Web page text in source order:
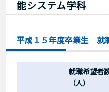
能システム学科
平成１５年度卒業生 就
就職希望者
（人）